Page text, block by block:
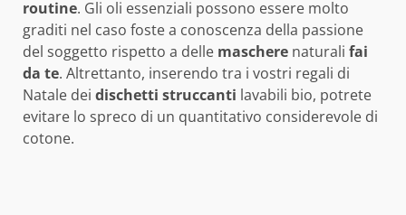
routine. Gli oli essenziali possono essere molto
graditi nel caso foste a conoscenza della passione
del soggetto rispetto a delle maschere naturali fai
da te. Altrettanto, inserendo tra i vostri regali di
Natale dei dischetti struccanti lavabili bio, potrete
evitare lo spreco di un quantitativo considerevole di
cotone.